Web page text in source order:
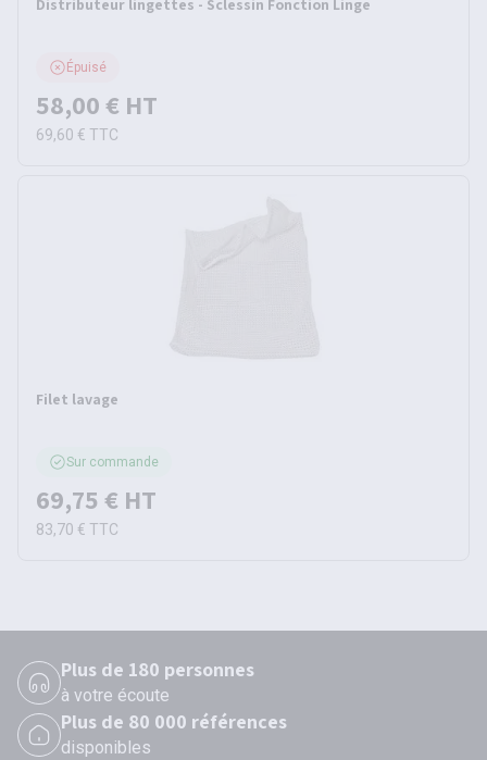
Distributeur lingettes - Sclessin Fonction Linge
Épuisé
58,00 € HT
69,60 € TTC
Filet lavage
Sur commande
69,75 € HT
83,70 € TTC
Plus de 180 personnes
à votre écoute
Plus de 80 000 références
disponibles